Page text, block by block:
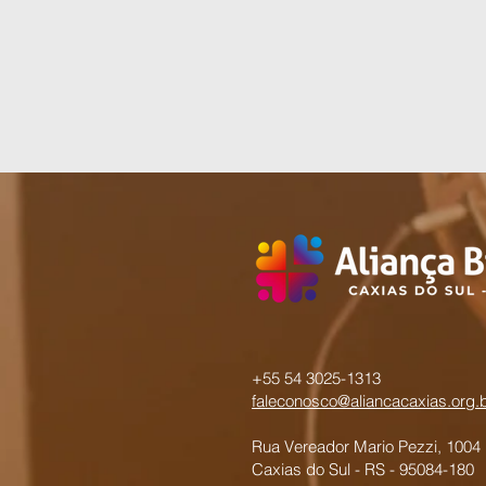
+55 54 3025-1313
Rua Vereador Mario Pezzi, 1004
Caxias do Sul - RS - 95084-180